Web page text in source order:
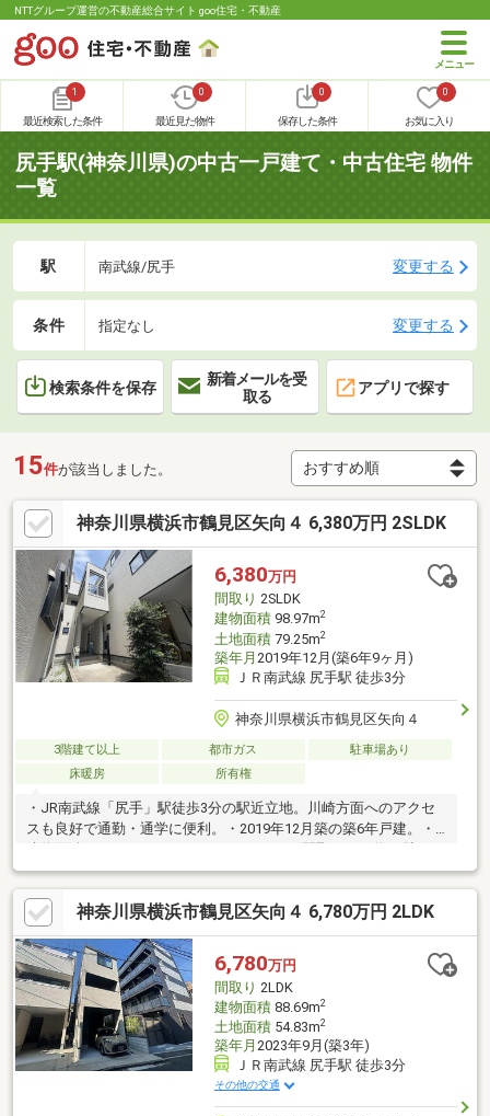
NTTグループ運営の不動産総合サイト goo住宅・不動産
1
最近検索した条件
0
最近見た物件
0
保存した条件
0
お気に入り
尻手駅(神奈川県)の中古一戸建て・中古住宅 物件
一覧
駅 南武線/尻手 変更する
条件 指定なし 変更する
検索条件を保存
新着メールを受
取る
アプリで探す
15件が該当しました。
神奈川県横浜市鶴見区矢向４ 6,380万円 2SLDK
6,380万円
間取り 2SLDK
建物面積98.97m2
土地面積79.25m2
築年月 2019年12月(築6年9ヶ月)
ＪＲ南武線 尻手駅 徒歩3分
神奈川県横浜市鶴見区矢向４
3階建て以上 都市ガス
駐車場あり
床暖房
所有権
・JR南武線「尻手」駅徒歩3分の駅近立地。川崎方面へのアクセ
スも良好で通勤・通学に便利。・2019年12月築の築6年戸建。・
LDKは吹抜け・高天井採用で開放感あふれる空間。・対面式キッ
チンを採用し、ご家族との会話を楽しみながらお料理可能。・床
暖房付きで冬場も快適。・約6帖・約5帖のサービスルームは居室
や書斎として活用可能。・2面バルコニー付きで通風・採光良好。
神奈川県横浜市鶴見区矢向４ 6,780万円 2LDK
6,780万円
間取り 2LDK
建物面積88.69m2
土地面積54.83m2
築年月 2023年9月(築3年)
ＪＲ南武線 尻手駅 徒歩3分
その他の交通